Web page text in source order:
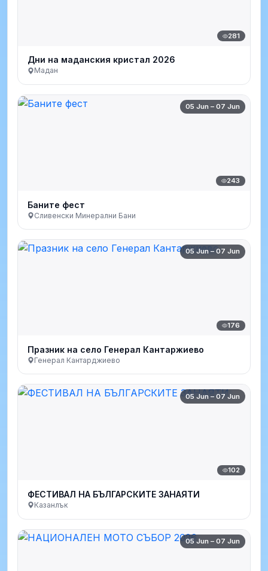
281
Дни на маданския кристал 2026
Мадан
05 Jun – 07 Jun
243
Баните фест
Сливенски Минерални Бани
05 Jun – 07 Jun
176
Празник на село Генерал Кантаржиево
Генерал Кантарджиево
05 Jun – 07 Jun
102
ФЕСТИВАЛ НА БЪЛГАРСКИТЕ ЗАНАЯТИ
Казанлък
05 Jun – 07 Jun